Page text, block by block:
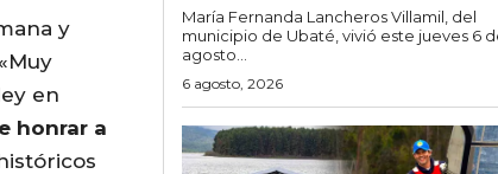
y
en
honrar a
María Fernanda Lancheros Villamil, del
municipio de Ubaté, vivió este jueves 6
agosto...
6 agosto, 2026